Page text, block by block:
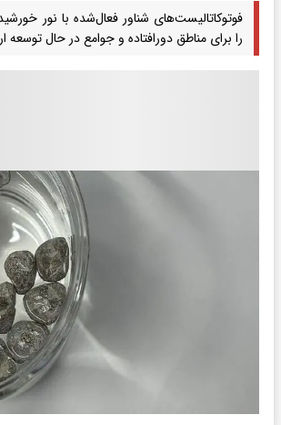
فوتوکاتالیست‌های شناور فعال‌شده با نور
را برای مناطق دورافتاده و جوامع در حال توسعه